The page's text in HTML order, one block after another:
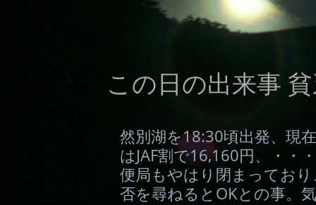
この日の出来事
然別湖を18:30頃出発、現
はJAF割で16,160円、・・
便局もやはり閉まってお
否を尋ねるとOKとの事。